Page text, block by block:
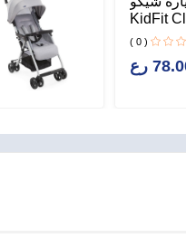
KidFit
Plus 2-
( 0 )
رع